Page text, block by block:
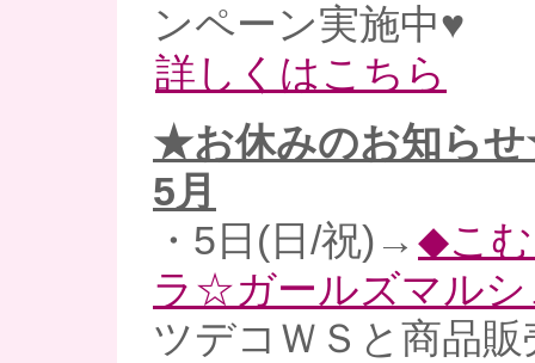
ンペーン実施中♥
詳しくはこちら
★お休みのお知ら
5月
・5日(日/祝)→ ◆こ
ラ☆ガールズマル
ツデコＷＳと商品販